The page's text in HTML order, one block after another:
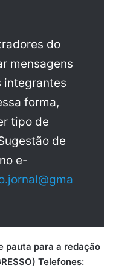
do
mensagens
integrantes
forma,
tipo de
de
e-
pauta para a redação
Telefones: